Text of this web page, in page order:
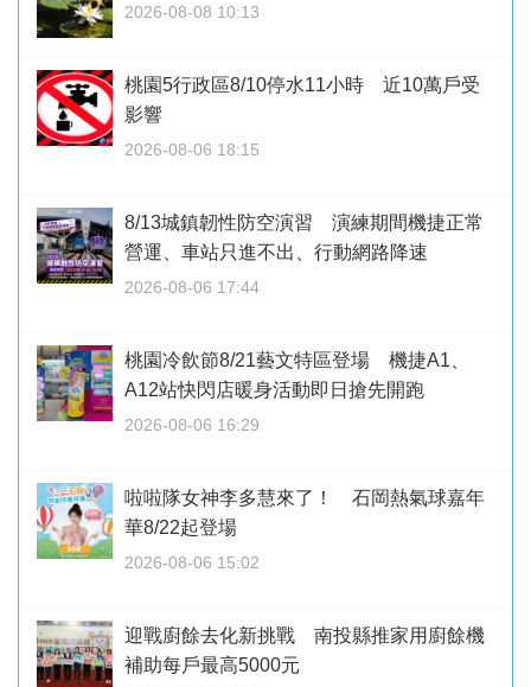
2026-08-08 10:13
桃園5行政區8/10停水11小時 近10萬戶受
影響
2026-08-06 18:15
8/13城鎮韌性防空演習 演練期間機捷正常
營運、車站只進不出、行動網路降速
2026-08-06 17:44
桃園冷飲節8/21藝文特區登場 機捷A1、
A12站快閃店暖身活動即日搶先開跑
2026-08-06 16:29
啦啦隊女神李多慧來了！ 石岡熱氣球嘉年
華8/22起登場
2026-08-06 15:02
迎戰廚餘去化新挑戰 南投縣推家用廚餘機
補助每戶最高5000元